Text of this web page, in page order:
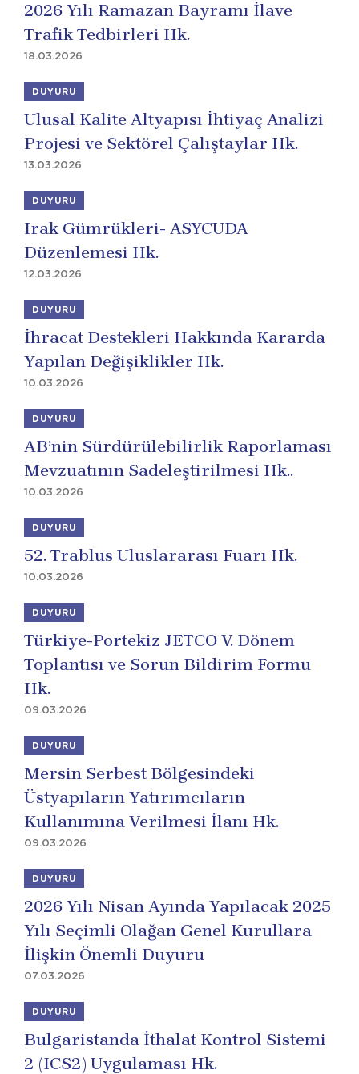
2026 Yılı Ramazan Bayramı İlave
Trafik Tedbirleri Hk.
18.03.2026
DUYURU
Ulusal Kalite Altyapısı İhtiyaç Analizi
Projesi ve Sektörel Çalıştaylar Hk.
13.03.2026
DUYURU
Irak Gümrükleri- ASYCUDA
Düzenlemesi Hk.
12.03.2026
DUYURU
İhracat Destekleri Hakkında Kararda
Yapılan Değişiklikler Hk.
10.03.2026
DUYURU
AB’nin Sürdürülebilirlik Raporlaması
Mevzuatının Sadeleştirilmesi Hk..
10.03.2026
DUYURU
52. Trablus Uluslararası Fuarı Hk.
10.03.2026
DUYURU
Türkiye-Portekiz JETCO V. Dönem
Toplantısı ve Sorun Bildirim Formu
Hk.
09.03.2026
DUYURU
Mersin Serbest Bölgesindeki
Üstyapıların Yatırımcıların
Kullanımına Verilmesi İlanı Hk.
09.03.2026
DUYURU
2026 Yılı Nisan Ayında Yapılacak 2025
Yılı Seçimli Olağan Genel Kurullara
İlişkin Önemli Duyuru
07.03.2026
DUYURU
Bulgaristanda İthalat Kontrol Sistemi
2 (ICS2) Uygulaması Hk.